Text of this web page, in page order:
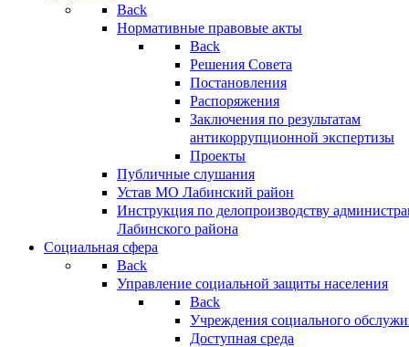
Back
Нормативные правовые акты
Back
Решения Совета
Постановления
Распоряжения
Заключения по результатам
антикоррупционной экспертизы
Проекты
Публичные слушания
Устав МО Лабинский район
Инструкция по делопроизводству
Лабинского района
Социальная сфера
Back
Управление социальной защиты населения
Back
Учреждения социального
Доступная среда